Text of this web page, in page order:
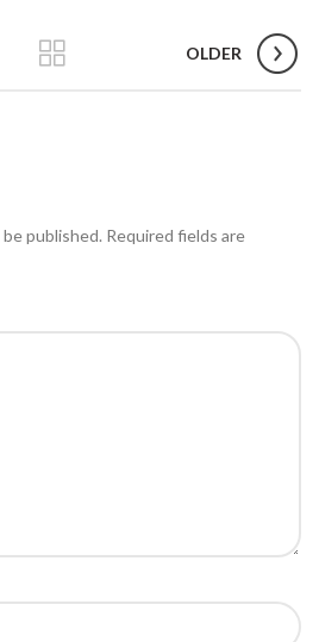
OLDER
published. Required fields are